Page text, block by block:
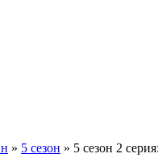
» 5 сезон » 5 сезон 2